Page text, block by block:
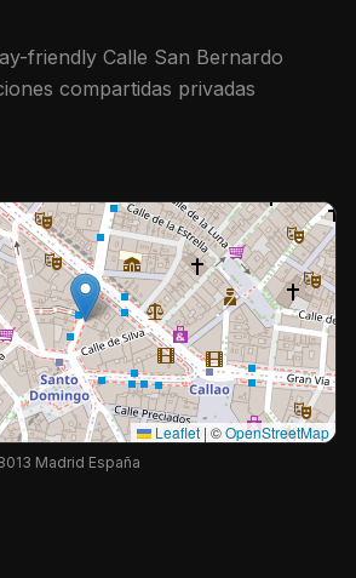
friendly Calle San Bernardo
compartidas privadas
Leaflet | ©OpenStreetMap
Madrid España